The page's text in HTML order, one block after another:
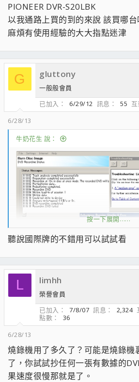
PIONEER DVR-S20LBK
以我通路上買的到的來說 該買哪台
麻煩有使用經驗的大大指點迷津
G gluttony
一般般會員
已加入
6/29/12 訊息 55
6/28/13
牛奶花生 說：
16X燒ISO也失敗 確定是燒錄器問題了
個人用過的 NEC馬來西亞製
=>SONY(SATA)用了快2年(現在這台)
LITEON IHAS324
PIONEER DVR-S20LBK
以我通路上買的到的來說 該買哪台呢
麻煩有使用經驗的大大指點迷津
按一下展開……
聽說國際牌的不錯用可以試試看
L limhh
榮譽會員
已加入
7/8/07 訊息 2,324
點數
36
6/28/13
燒錄機用了多久了？可能是燒錄機
了，你試試抄任何一張有數據的
果速度很慢那就是了。